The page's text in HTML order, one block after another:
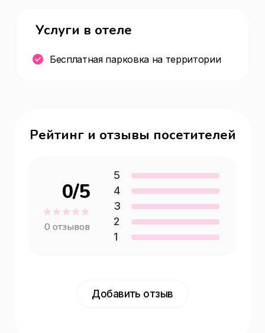
Услуги в отеле
Бесплатная парковка на территории
Рейтинг и отзывы посетителей
0/5
0 отзывов
5
4
3
2
1
Добавить отзыв